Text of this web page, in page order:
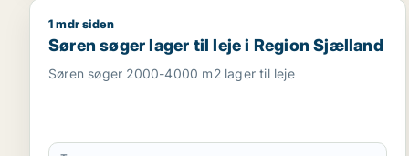
Søren søger lager til leje i Region Sjælland
1 mdr siden
Søren søger lager til leje i Region Sjælland
Søren søger 2000-4000 m2 lager til leje